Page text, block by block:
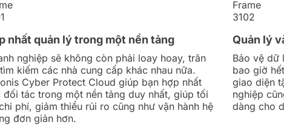
nhất quản lý trong một nền tảng
nghiệp sẽ không còn phải loay hoay, trăn
kiếm các nhà cung cấp khác nhau nữa.
Cyber Protect Cloud giúp bạn hợp nhất
đối tác trong một nền tảng duy nhất, giúp tối
phí, giảm thiểu rủi ro cũng như vận hành hệ
đơn giản hơn.
Quản lý
Bảo vệ dữ
bao giờ
giao diện
nghiệp
dàng cho